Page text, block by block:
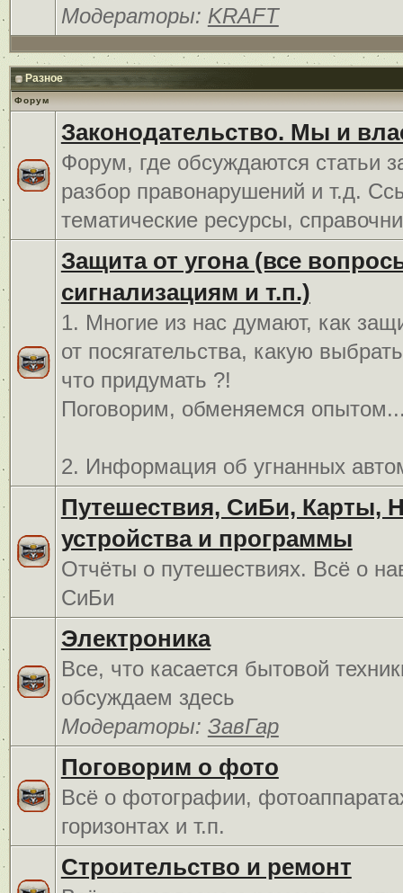
Модераторы: KRAFT
Разное
Форум
Законодательство. Мы и
Форум, где обсуждаются статьи
разбор правонарушений и т.д.
тематические ресурсы,
Защита от угона (все
сигнализациям и т.п.)
1. Многие из нас думают, как
от посягательства, какую
что придумать ?!
Поговорим, обменяемся
2. Информация об угнанных
Путешествия, СиБи, Карты,
устройства и программы
Отчёты о путешествиях. Всё о
СиБи
Электроника
Все, что касается бытовой
обсуждаем здесь
Модераторы: ЗавГар
Поговорим о фото
Всё о фотографии,
горизонтах и т.п.
Строительство и ремонт